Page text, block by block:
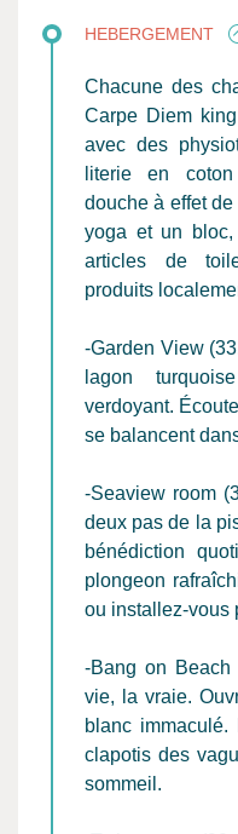
HEBERGEMENT
Chacune des
Carpe Diem
avec des
literie en
douche à effet
yoga et un
articles de
produits
-Garden View
lagon
verdoyant.
se balancent
-Seaview room
deux pas de la
bénédiction
plongeon
ou installez-vous
-Bang on Beach
vie, la vraie.
blanc
clapotis des
sommeil.